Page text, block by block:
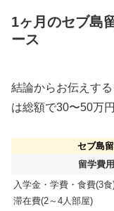
1ヶ月のセブ島
ース
結論からお伝えす
は総額で30〜50万
セブ島
留学費
入学金・学費・食費(3食
滞在費(2～4人部屋)